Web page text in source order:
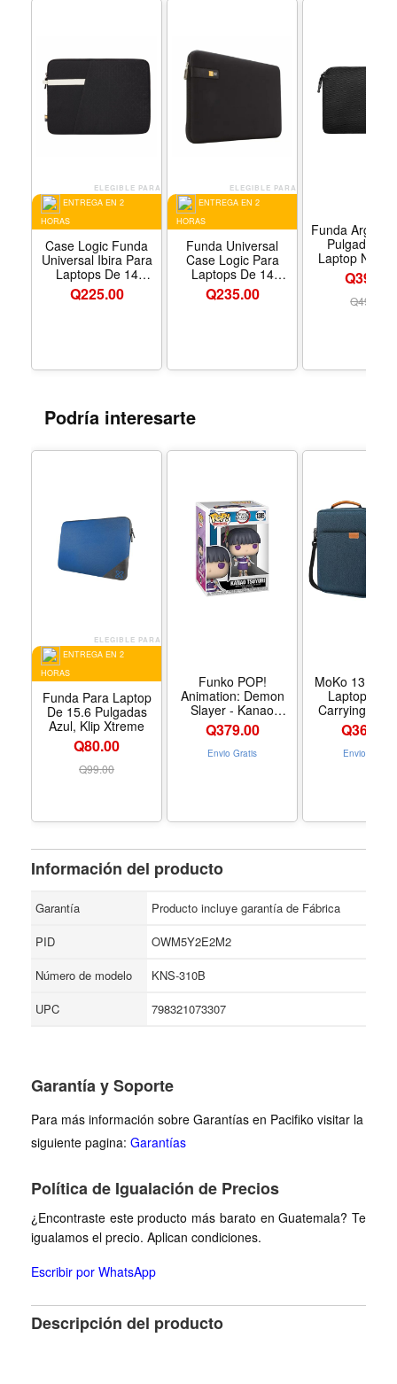
ELEGIBLE PARA
ENTREGA EN 2
HORAS
Case Logic Funda
Universal Ibira Para
Laptops De 14
Pulgadas Sleeve
Negro
Q225.00
ELEGIBLE PARA
ENTREGA EN 2
HORAS
Funda Universal
Case Logic Para
Laptops De 14
Pulgadas Sleeve
Negro
Q235.00
Funda Argom
Pulgadas
Laptop
Color
Q39.00
Q49.00
Podría interesarte
ELEGIBLE PARA
ENTREGA EN 2
HORAS
Funda Para Laptop
De 15.6 Pulgadas
Azul, Klip Xtreme
Q80.00
Q99.00
Funko POP!
Animation: Demon
Slayer - Kanao
Tsuyuri - Collectable
Vinyl Figure - Gift
Idea - Official
Display
Q379.00
Envio Gratis
MoKo 13.3-
Laptop
Carrying Bag
Shoulder
Handle | Fits
Neo A18
M5, Indigo -
Indigo
Q364.00
Envio Gratis
Información del producto
Garantía
Producto incluye garantía de Fábrica
PID
OWM5Y2E2M2
Número de modelo
KNS-310B
UPC
798321073307
Garantía y Soporte
Para más información sobre Garantías en Pacifiko visitar la
siguiente pagina: Garantías
Política de Igualación de Precios
¿Encontraste este producto más barato en Guatemala? Te
igualamos el precio. Aplican condiciones.
Escribir por WhatsApp
Descripción del producto